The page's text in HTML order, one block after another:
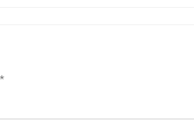
*